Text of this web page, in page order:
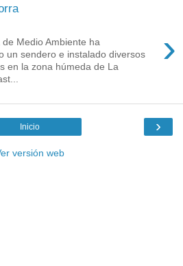
›
Medio Ambiente ha
un sendero e instalado diversos
en la zona húmeda de La
›
Inicio
versión web